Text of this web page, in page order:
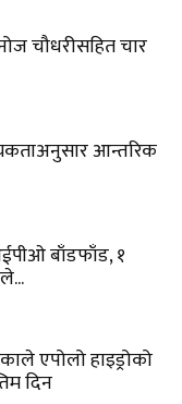
चौधरीसहित चार
आन्तरिक
बाँडफाँड, १
एपोलो हाइड्रोको
दिन